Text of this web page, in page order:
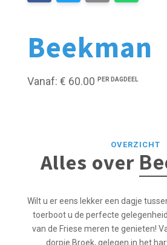
Beekman
Vanaf: € 60.00 PER DAGDEEL
OVERZICHT
Alles over
Wilt u er eens lekker een dagje
toerboot u de perfecte
van de Friese meren te genieten!
dorpje Broek, gelegen in het